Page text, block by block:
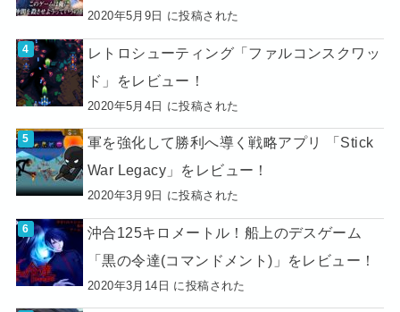
2020年5月9日 に投稿された
レトロシューティング「ファルコンスクワッ
ド」をレビュー！
2020年5月4日 に投稿された
軍を強化して勝利へ導く戦略アプリ 「Stick
War Legacy」をレビュー！
2020年3月9日 に投稿された
沖合125キロメートル！船上のデスゲーム
「黒の令達(コマンドメント)」をレビュー！
2020年3月14日 に投稿された